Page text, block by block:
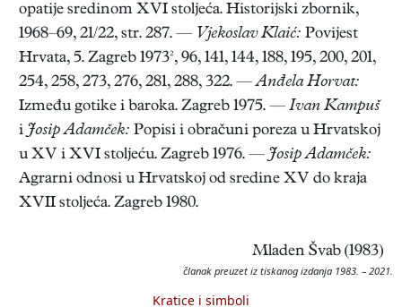
opatije sredinom XVI stoljeća. Historijski zbornik,
1968–69, 21/22, str. 287. — Vjekoslav Klaić: Povijest
Hrvata, 5. Zagreb 1973², 96, 141, 144, 188, 195, 200, 201,
254, 258, 273, 276, 281, 288, 322. —Anđela Horvat:
Između gotike i baroka. Zagreb 1975. — Ivan Kampuš
i Josip Adamček: Popisi i obračuni poreza u Hrvatskoj
u XV i XVI stoljeću. Zagreb 1976. — Josip Adamček:
Agrarni odnosi u Hrvatskoj od sredine XV do kraja
XVII stoljeća. Zagreb 1980.
Mladen Švab (1983)
članak preuzet iz tiskanog izdanja 1983. – 2021.
Kratice i simboli